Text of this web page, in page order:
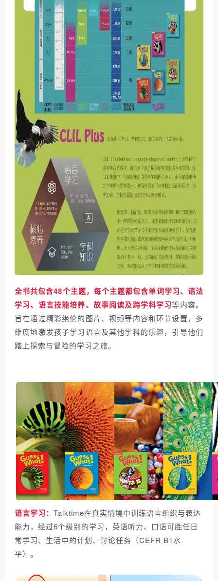
全书共包含48个主题，每个主题都包含单词学习、语法
学习、语言技能培养、故事阅读及跨学科学习等内容。
旨在通过精彩绝伦的图片、视频等内容和环节设置，多
维度地激发孩子学习语言及其他学科的乐趣，引导他们
踏上探索与冒险的学习之旅。
语言学习： Talktime在真实情境中训练语言组织与表达
能力，经过6个级别的学习，英语听力、口语可胜任日
常学习、生活中的计划、讨论任务（CEFR B1水
平）。